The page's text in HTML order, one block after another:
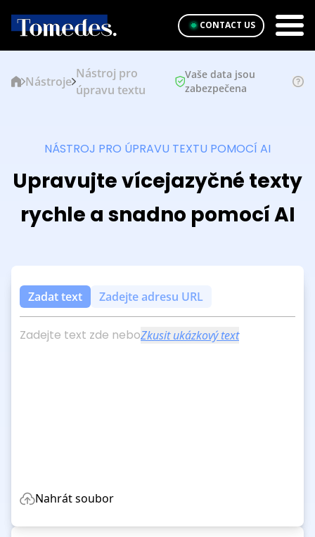
CONTACT US
Nástroje
Nástroj pro
úpravu textu
Vaše data jsou
zabezpečena
NÁSTROJ PRO ÚPRAVU TEXTU POMOCÍ AI
Upravujte vícejazyčné texty
rychle a snadno pomocí AI
Zadat text Zadejte adresu URL
Zadejte text zde neboZkusit ukázkový text
Nahrát soubor